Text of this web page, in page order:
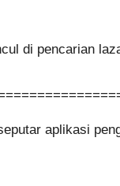
di pencarian
aplikasi